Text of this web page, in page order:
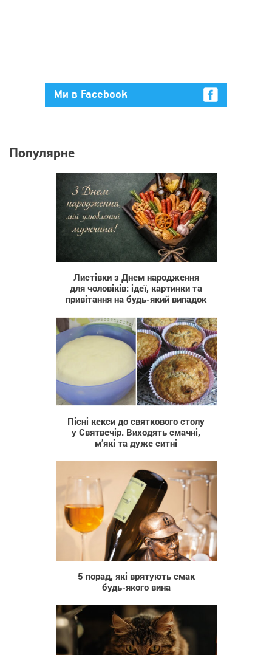
Ми в Facebook
Популярне
Листівки з Днем народження
для чоловіків: ідеї, картинки та
привітання на будь-який випадок
323
Пісні кекси до святкового столу
у Святвечір. Виходять смачні,
м’які та дуже ситні
2 254
5 порад, які врятують смак
будь-якого вина